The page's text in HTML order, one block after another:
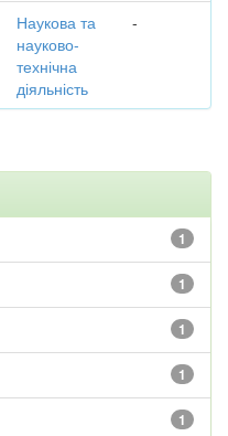
Наукова та
науково-
технічна
діяльність
-
1
1
1
1
1